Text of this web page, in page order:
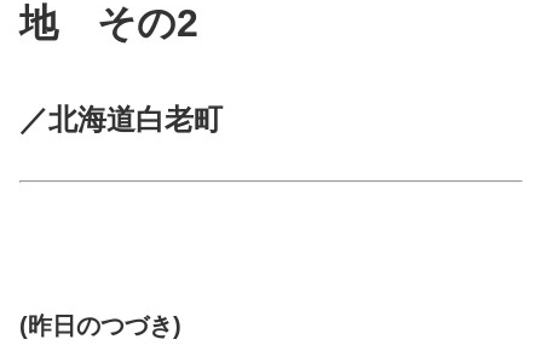
地 その2
／北海道白老町
(昨日のつづき)